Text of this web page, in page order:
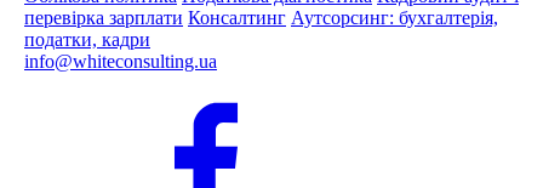
перевірка зарплати Консалтинг Аутсорсинг: бухгалтерія,
податки, кадри
info@whiteconsulting.ua